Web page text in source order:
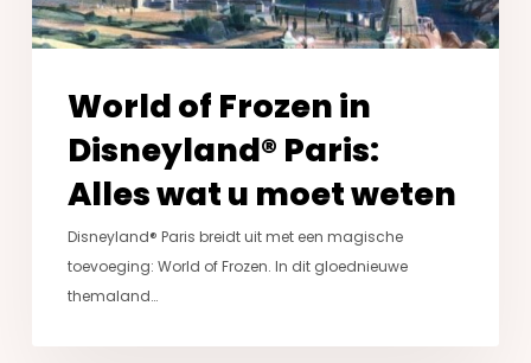
moet
weten
World of Frozen in
Disneyland® Paris:
Alles wat u moet weten
Disneyland® Paris breidt uit met een magische
toevoeging: World of Frozen. In dit gloednieuwe
themaland…